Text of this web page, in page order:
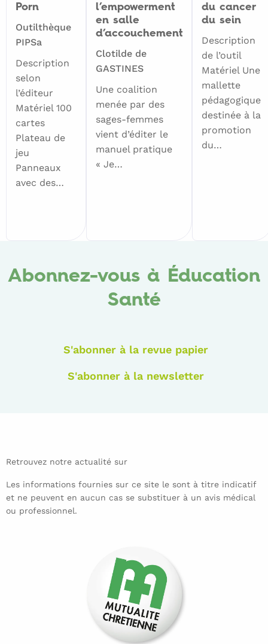
Porn
Outilthèque
PIPSa
Description
selon
l’éditeur
Matériel 100
cartes
Plateau de
jeu
Panneaux
avec des…
l’empowerment
en salle
d’accouchement
Clotilde de
GASTINES
Une coalition
menée par des
sages-femmes
vient d’éditer le
manuel pratique
« Je…
du cancer
du sein
Description
de l’outil
Matériel Une
mallette
pédagogique
destinée à la
promotion
du…
Abonnez-vous à Éducation
Santé
S'abonner à la revue papier
S'abonner à la newsletter
Retrouvez notre actualité sur
Les informations fournies sur ce site le sont à titre indicatif
et ne peuvent en aucun cas se substituer à un avis médical
ou professionnel.